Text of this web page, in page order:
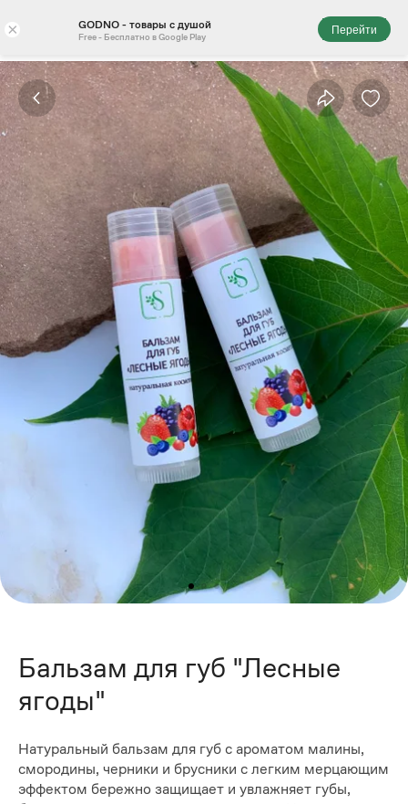
× GODNO - товары с душой
Free - Бесплатно в Google Play
Перейти
Бальзам для губ "Лесные
ягоды"
Натуральный бальзам для губ с ароматом малины,
смородины, черники и брусники с легким мерцающим
эффектом бережно защищает и увлажняет губы,